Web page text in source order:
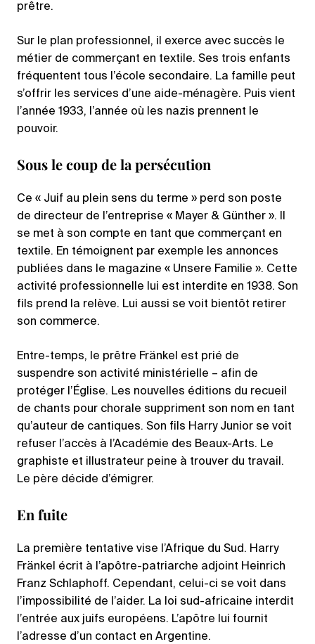
prêtre.
Sur le plan professionnel, il exerce avec succès le
métier de commerçant en textile. Ses trois enfants
fréquentent tous l’école secondaire. La famille peut
s’offrir les services d’une aide-ménagère. Puis vient
l’année 1933, l’année où les nazis prennent le
pouvoir.
Sous le coup de la persécution
Ce « Juif au plein sens du terme » perd son poste
de directeur de l’entreprise « Mayer & Günther ». Il
se met à son compte en tant que commerçant en
textile. En témoignent par exemple les annonces
publiées dans le magazine « Unsere Familie ». Cette
activité professionnelle lui est interdite en 1938. Son
fils prend la relève. Lui aussi se voit bientôt retirer
son commerce.
Entre-temps, le prêtre Fränkel est prié de
suspendre son activité ministérielle – afin de
protéger l’Église. Les nouvelles éditions du recueil
de chants pour chorale suppriment son nom en tant
qu’auteur de cantiques. Son fils Harry Junior se voit
refuser l’accès à l’Académie des Beaux-Arts. Le
graphiste et illustrateur peine à trouver du travail.
Le père décide d’émigrer.
En fuite
La première tentative vise l’Afrique du Sud. Harry
Fränkel écrit à l’apôtre-patriarche adjoint Heinrich
Franz Schlaphoff. Cependant, celui-ci se voit dans
l’impossibilité de l’aider. La loi sud-africaine interdit
l’entrée aux juifs européens. L’apôtre lui fournit
l’adresse d’un contact en Argentine.